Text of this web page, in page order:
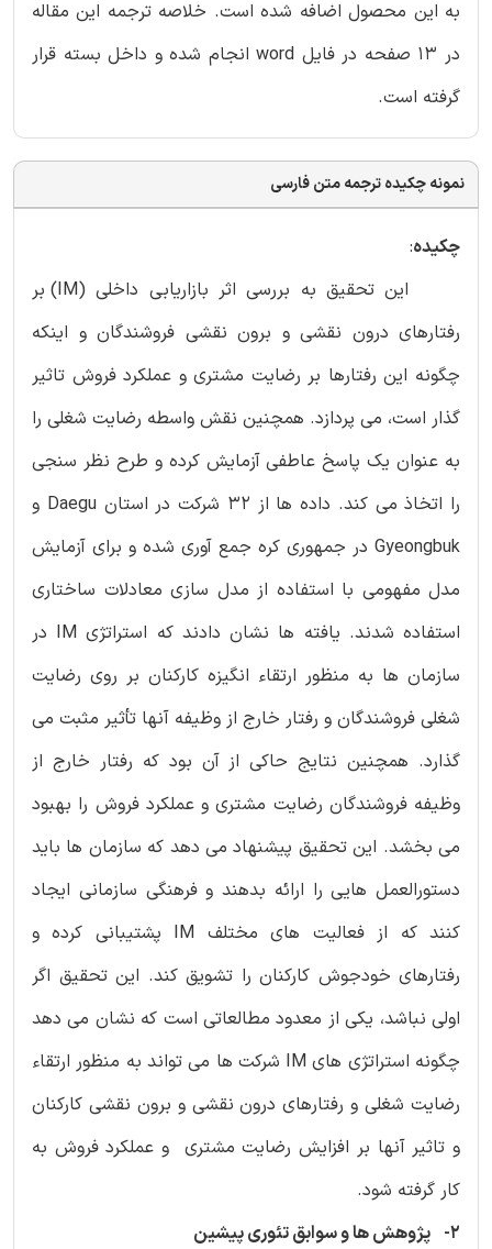
به این محصول اضافه شده است. خلاصه ترجمه این مقاله
در 13 صفحه در فایل word انجام شده و داخل بسته قرار
گرفته است.
نمونه چکیده ترجمه متن فارسی
چکیده:
این تحقیق به بررسی اثر بازاریابی داخلی (IM) بر
رفتارهای درون نقشی و برون نقشی فروشندگان و اینکه
چگونه این رفتارها بر رضایت مشتری و عملکرد فروش تاثیر
گذار است، می پردازد. همچنین نقش واسطه رضایت شغلی را
به عنوان یک پاسخ عاطفی آزمایش کرده و طرح نظر سنجی
را اتخاذ می کند. داده ها از 32 شرکت در استان Daegu و
Gyeongbuk در جمهوری کره جمع آوری شده و برای آزمایش
مدل مفهومی با استفاده از مدل سازی معادلات ساختاری
استفاده شدند. یافته ها نشان دادند که استراتژی IM در
سازمان ها به منظور ارتقاء انگیزه کارکنان بر روی رضایت
شغلی فروشندگان و رفتار خارج از وظیفه آنها تأثیر مثبت می
گذارد. همچنین نتایج حاکی از آن بود که رفتار خارج از
وظیفه فروشندگان رضایت مشتری و عملکرد فروش را بهبود
می بخشد. این تحقیق پیشنهاد می دهد که سازمان ها باید
دستورالعمل هایی را ارائه بدهند و فرهنگی سازمانی ایجاد
کنند که از فعالیت های مختلف IM پشتیبانی کرده و
رفتارهای خودجوش کارکنان را تشویق کند. این تحقیق اگر
اولی نباشد، یکی از معدود مطالعاتی است که نشان می دهد
چگونه استراتژی های IM شرکت ها می تواند به منظور ارتقاء
رضایت شغلی و رفتارهای درون نقشی و برون نقشی کارکنان
و تاثیر آنها بر افزایش رضایت مشتری و عملکرد فروش به
کار گرفته شود.
2- پژوهش ها و سوابق تئوری پیشین